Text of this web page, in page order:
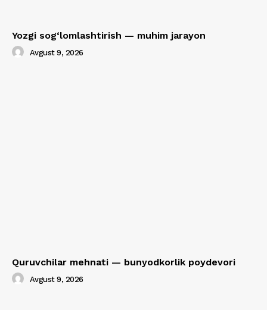
Yozgi sog‘lomlashtirish — muhim jarayon
Avgust 9, 2026
Quruvchilar mehnati — bunyodkorlik poydevori
Avgust 9, 2026